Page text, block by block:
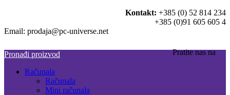
Kontakt: +385 (0) 52 814 234
+385 (0)91 605 605 4
Email: prodaja@pc-universe.net
Pratite nas na
Pronađi proizvod
Računala
Računala
Mini računala